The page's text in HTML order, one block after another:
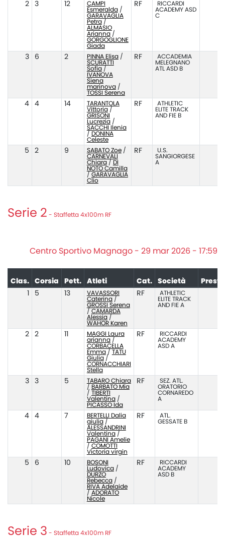
2 3 12
CAMPI
Esmeralda/
GARAVAGLIA
Petra/
ALMASIO
Arianna/
GORGOGLIONE
Giada
RF
RICCARDI
ACADEMY ASD
C
3 6 2 PINNA Elisa/
SCURATTI
Sofia/
IVANOVA
Siena
marinova/
TOSSI Serena
RF
ACCADEMIA
MELEGNANO
ATL ASD B
4 4 14
TARANTOLA
Vittoria/
GRISONI
Lucrezia/
SACCHI Ilenia
/ DONINA
Celeste
RF
ATHLETIC
ELITE TRACK
AND FIE B
5 2 9 SABATO Zoe/
CARNEVALI
Chiara/ DI
NOTO Camilla
/ GARAVAGLIA
Clio
RF
U.S.
SANGIORGESE
A
Serie 2 - Staffetta 4x100m RF
Centro Sportivo Magnago - 29 mar 2026 - 17:59
Clas. Corsia Pett. Atleti Cat. Società
5 13
VAVASSORI
Caterina/
GROSSI Serena
/ CAMARDA
Alessia/
WAHOR Karen
RF
ATHLETIC
ELITE TRACK
AND FIE A
2 2
MAGGI Laura
arianna/
CORBACELLA
Emma/ TATU
Giulia/
CORNACCHIARI
Stella
RF
RICCARDI
ACADEMY
ASD A
3 3 5
TABARO Chiara
/ BARBATO Mia
/ TIBERTI
Valentina/
PICASSO Ida
RF
SEZ. ATL.
ORATORIO
CORNAREDO
A
4 4 7
BERTELLI Dalia
giulia/
ALESSANDRINI
Valentina/
PAGANI Amelie
/ COMOTTI
Victoria virgin
RF
ATL.
GESSATE B
5 6 10
BOSONI
Ludovica/
DURZO
Rebecca/
RIVA Adelaide
/ ADORATO
Nicole
RF
RICCARDI
ACADEMY
ASD B
Serie 3 - Staffetta 4x100m RF